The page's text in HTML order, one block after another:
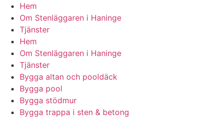
Hem
Om Stenläggaren i Haninge
Tjänster
Hem
Om Stenläggaren i Haninge
Tjänster
Bygga altan och pooldäck
Bygga pool
Bygga stödmur
Bygga trappa i sten & betong